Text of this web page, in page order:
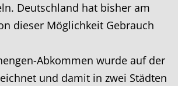
Deutschland hat bisher am
dieser Möglichkeit Gebrauch
Abkommen wurde auf der
und damit in zwei Städten